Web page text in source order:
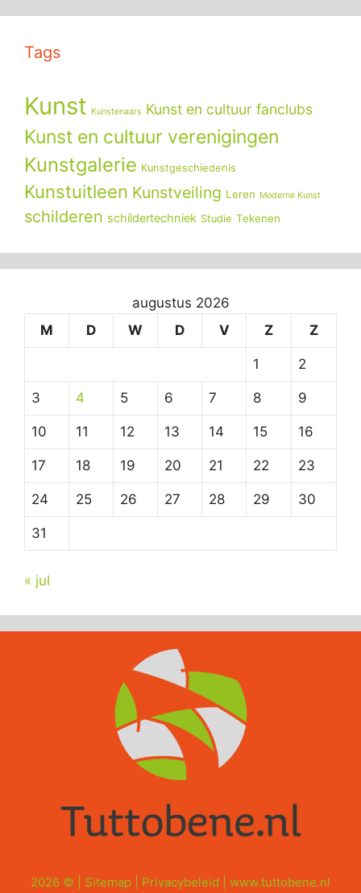
Tags
Kunst Kunstenaars Kunst en cultuur fanclubs
Kunst en cultuur verenigingen
Kunstgalerie Kunstgeschiedenis
Kunstuitleen Kunstveiling Leren Moderne Kunst
schilderen schildertechniek Studie Tekenen
augustus 2026
M
D W D V Z Z
1 2
3 4 5 6 7 8 9
10 11 12 13 14 15 16
17 18 19 20 21 22 23
24 25 26 27 28 29 30
31
« jul
2026 © | Sitemap Privacybeleid www.tuttobene.nl